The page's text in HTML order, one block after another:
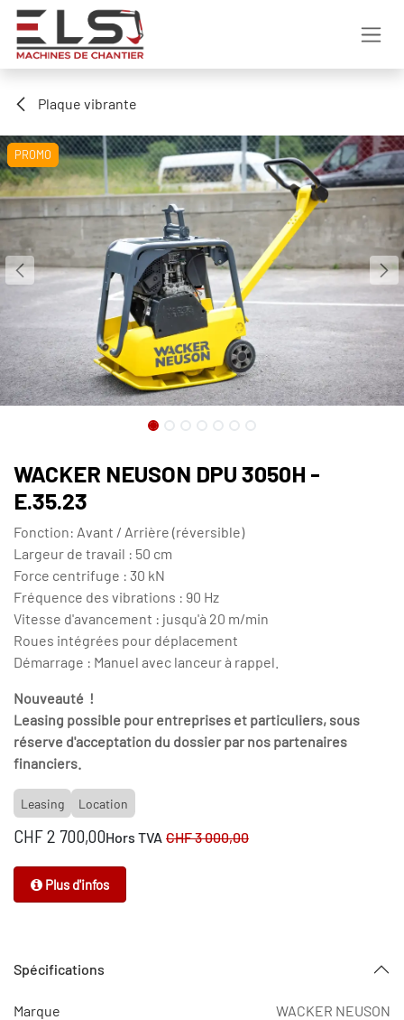
Se rendre au contenu
Plaque vibrante
PROMO
PROMO
WACKER NEUSON DPU 3050H -
E.35.23
Fonction: Avant / Arrière (réversible)
Largeur de travail : 50 cm
Force centrifuge : 30 kN
Fréquence des vibrations : 90 Hz
Vitesse d'avancement : jusqu'à 20 m/min
Roues intégrées pour déplacement
Démarrage : Manuel avec lanceur à rappel.
Nouveauté !
Leasing possible pour entreprises et particuliers, sous
réserve d'acceptation du dossier par nos partenaires
financiers.
Leasing Location
CHF2 700,00Hors TVA CHF3 000,00
Plus d'infos
Spécifications
Marque WACKER NEUSON